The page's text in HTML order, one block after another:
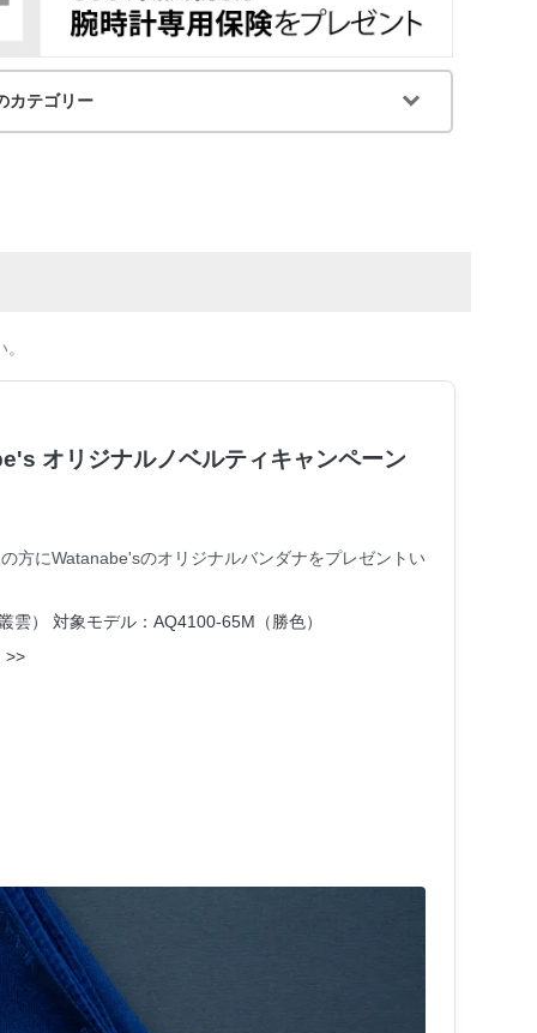
カテゴリー
オリジナルノベルティキャンペーン
方にWatanabe'sのオリジナルバンダナをプレゼントい
雲）
対象モデル：AQ4100-65M（勝色）
>>